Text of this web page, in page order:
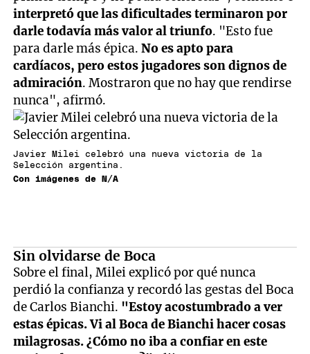
interpretó que las dificultades terminaron por
darle todavía más valor al triunfo. "Esto fue
para darle más épica. No es apto para
cardíacos, pero estos jugadores son dignos de
admiración. Mostraron que no hay que rendirse
nunca", afirmó.
Javier Milei celebró una nueva victoria de la
Selección argentina.
Con imágenes de N/A
Sin olvidarse de Boca
Sobre el final, Milei explicó por qué nunca
perdió la confianza y recordó las gestas del Boca
de Carlos Bianchi. "Estoy acostumbrado a ver
estas épicas. Vi al Boca de Bianchi hacer cosas
milagrosas. ¿Cómo no iba a confiar en este